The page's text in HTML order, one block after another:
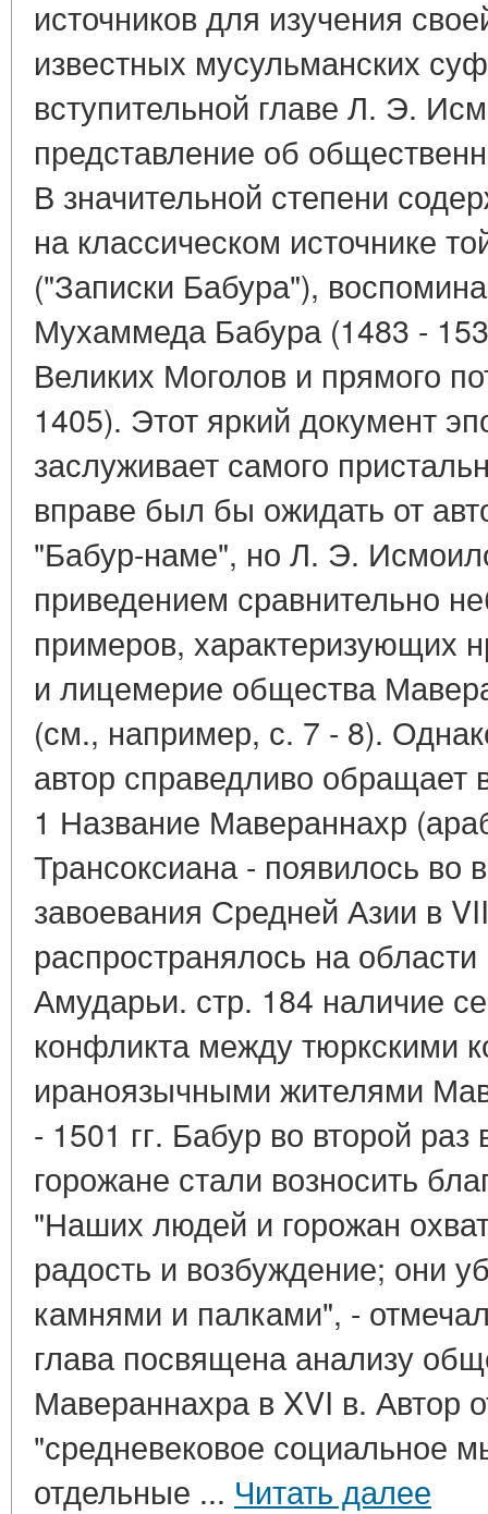
источников для изучения
известных мусульманских
вступительной главе Л. Э.
представление об
В значительной степени
на классическом источнике
("Записки Бабура"),
Мухаммеда Бабура (1483 -
Великих Моголов и прямого
1405). Этот яркий документ
заслуживает самого
вправе был бы ожидать от
"Бабур-наме", но Л. Э.
приведением сравнительно
примеров, характеризующих
и лицемерие общества
(см., например, с. 7 - 8).
автор справедливо обращает
1 Название Мавераннахр
Трансоксиана - появилось во
завоевания Средней Азии в
распространялось на
Амударьи. стр. 184 наличие
конфликта между тюркскими
ираноязычными жителями
- 1501 гг. Бабур во второй
горожане стали возносить
"Наших людей и горожан
радость и возбуждение; они
камнями и палками", -
глава посвящена анализу
Мавераннахра в XVI в. Автор
"средневековое социальное
отдельные ... Читать далее